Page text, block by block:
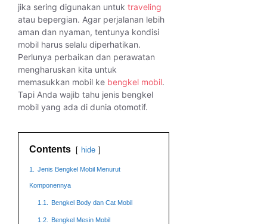
jika sering digunakan untuk traveling
atau bepergian. Agar perjalanan lebih
aman dan nyaman, tentunya kondisi
mobil harus selalu diperhatikan.
Perlunya perbaikan dan perawatan
mengharuskan kita untuk
memasukkan mobil ke bengkel mobil.
Tapi Anda wajib tahu jenis bengkel
mobil yang ada di dunia otomotif.
Contents hide
1. Jenis Bengkel Mobil Menurut
Komponennya
1.1. Bengkel Body dan Cat Mobil
1.2. Bengkel Mesin Mobil